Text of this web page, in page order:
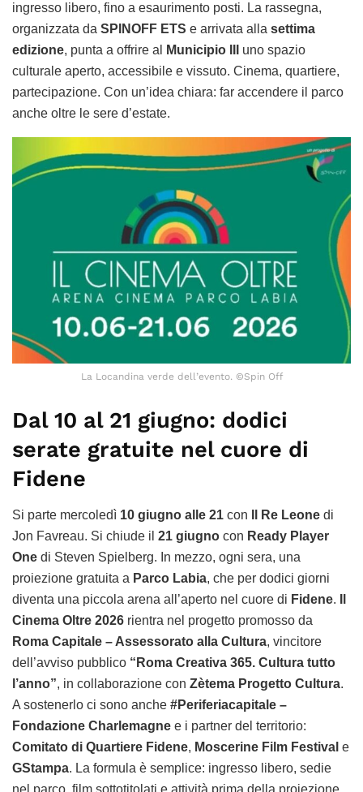
ingresso libero, fino a esaurimento posti. La rassegna,
organizzata da SPINOFF ETS e arrivata alla settima
edizione, punta a offrire al Municipio III
uno spazio
culturale aperto, accessibile e vissuto. Cinema, quartiere,
partecipazione. Con un’idea chiara: far accendere il parco
anche oltre le sere d’estate.
La Locandina verde dell’evento. ©Spin Off
Dal 10 al 21 giugno: dodici
serate gratuite nel cuore di
Fidene
Si parte mercoledì 10 giugno alle 21 con Il Re Leone di
Jon Favreau. Si chiude il 21 giugno con Ready Player
One di Steven Spielberg. In mezzo, ogni sera, una
proiezione gratuita a Parco Labia, che per dodici giorni
diventa una piccola arena all’aperto nel cuore di Fidene.
Cinema Oltre 2026 rientra nel progetto promosso da
Roma Capitale – Assessorato alla Cultura, vincitore
dell’avviso pubblico “Roma Creativa 365. Cultura tutto
l’anno”, in collaborazione con Zètema Progetto Cultura.
A sostenerlo ci sono anche #Periferiacapitale –
Fondazione Charlemagne e i partner del territorio:
Comitato di Quartiere Fidene, Moscerine Film Festival e
GStampa. La formula è semplice: ingresso libero, sedie
nel parco, film sottotitolati e attività prima della proiezione.